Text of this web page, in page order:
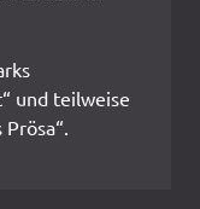
und teilweise